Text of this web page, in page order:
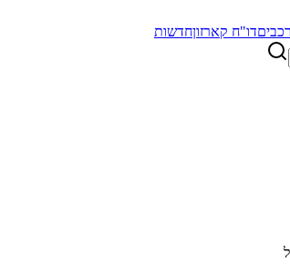
דו"ח קארזוןחדשות